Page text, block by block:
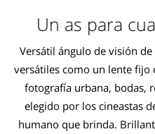
Un as para
Versátil ángulo de visión
versátiles como un lente fijo
fotografía urbana, bodas,
elegido por los cineastas
humano que brinda.